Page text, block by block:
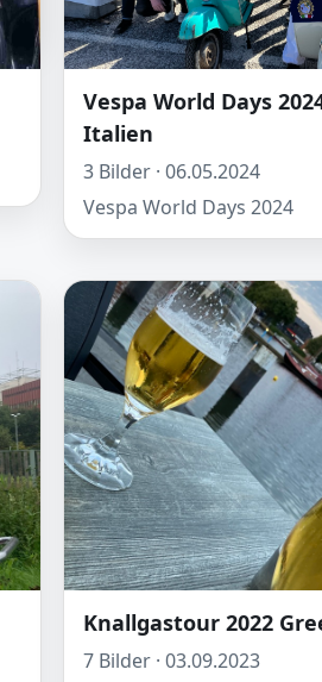
Vespa World Days
Italien
3 Bilder · 06.05.2024
Vespa World Days 2024
Knallgastour 2022
7 Bilder · 03.09.2023